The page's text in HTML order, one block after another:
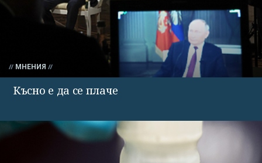
МНЕНИЯ
Късно е да се плаче